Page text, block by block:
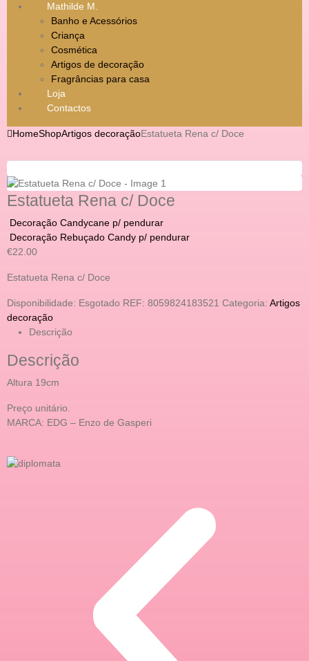
Mathilde M.
Banho e Acessórios
Criança
Cosmética
Artigos de decoração
Fragrâncias para casa
Loja
Contactos
HomeShopArtigos decoraçãoEstatueta Rena c/ Doce
Estatueta Rena c/ Doce
Decoração Candycane p/ pendurar
Decoração Rebuçado Candy p/ pendurar
€22.00
Estatueta Rena c/ Doce
Disponibilidade: Esgotado REF: 8059824183521 Categoria: Artigos
decoração
Descrição
Descrição
Altura 19cm
Preço unitário.
MARCA: EDG – Enzo de Gasperi